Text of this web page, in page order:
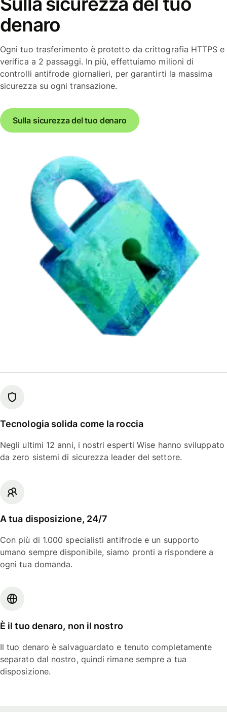
denaro
Ogni tuo trasferimento è protetto da crittografia HTTPS e
verifica a 2 passaggi. In più, effettuiamo milioni di
controlli antifrode giornalieri, per garantirti la massima
sicurezza su ogni transazione.
Sulla sicurezza del tuo denaro
Tecnologia solida come la roccia
Negli ultimi 12 anni, i nostri esperti Wise hanno sviluppato
da zero sistemi di sicurezza leader del settore.
A tua disposizione, 24/7
Con più di 1.000 specialisti antifrode e un supporto
umano sempre disponibile, siamo pronti a rispondere a
ogni tua domanda.
È il tuo denaro, non il nostro
Il tuo denaro è salvaguardato e tenuto completamente
separato dal nostro, quindi rimane sempre a tua
disposizione.